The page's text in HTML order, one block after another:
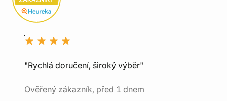
"Rychlá doručení, široký výběr"
Ověřený zákazník, před 1 dnem